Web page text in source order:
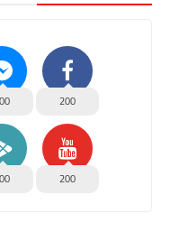
200
200